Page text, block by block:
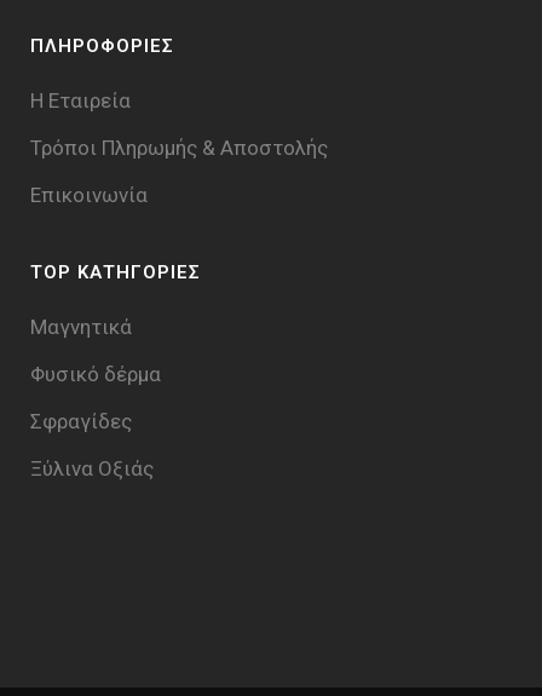
ΠΛΗΡΟΦΟΡΙΕΣ
Η Εταιρεία
Τρόποι Πληρωμής & Aποστολής
Επικοινωνία
TOP ΚΑΤΗΓΟΡΙΕΣ
Μαγνητικά
Φυσικό δέρμα
Σφραγίδες
Ξύλινα Οξιάς